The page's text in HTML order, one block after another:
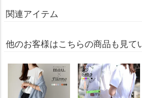
関連アイテム
他のお客様はこちらの商品も見て